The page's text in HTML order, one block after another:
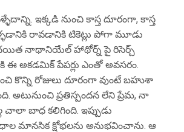
ఇక్కడి నుంచి కాస్త దూరంగా, కాస్త
రావడానికి టికెట్లు పోగా మూడు
రచయిత నాథానియేల్ హాథోర్న్ పై రిసెర్చ్
అకడమిక్ పేపర్లు ఎంతో అవసరం.
కొన్ని రోజులు దూరంగా వుంటే బహుశా
ప్రతిస్పందన లేని ప్రేమ, నా
బాధ కలిగింది. ఇప్పుడు
మానసిక క్షోభలను అనుభవించాను. ఆ